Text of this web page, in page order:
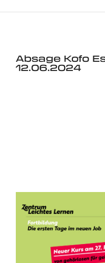
Absage Kofo
12.06.2024